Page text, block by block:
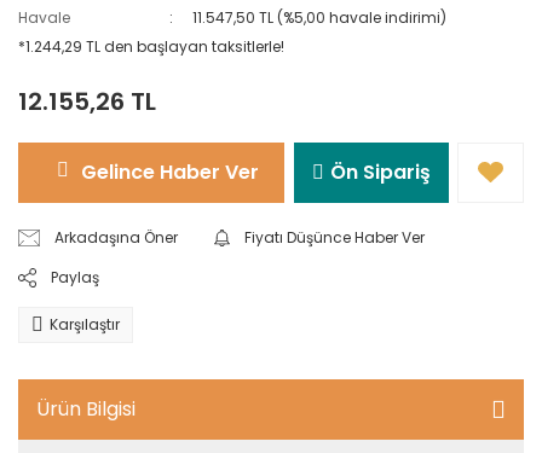
Havale
11.547,50 TL (%5,00 havale indirimi)
*1.244,29 TL den başlayan taksitlerle!
12.155,26 TL
Gelince Haber Ver Ön Sipariş
Arkadaşına Öner
Fiyatı Düşünce Haber Ver
Paylaş
Karşılaştır
Ürün Bilgisi